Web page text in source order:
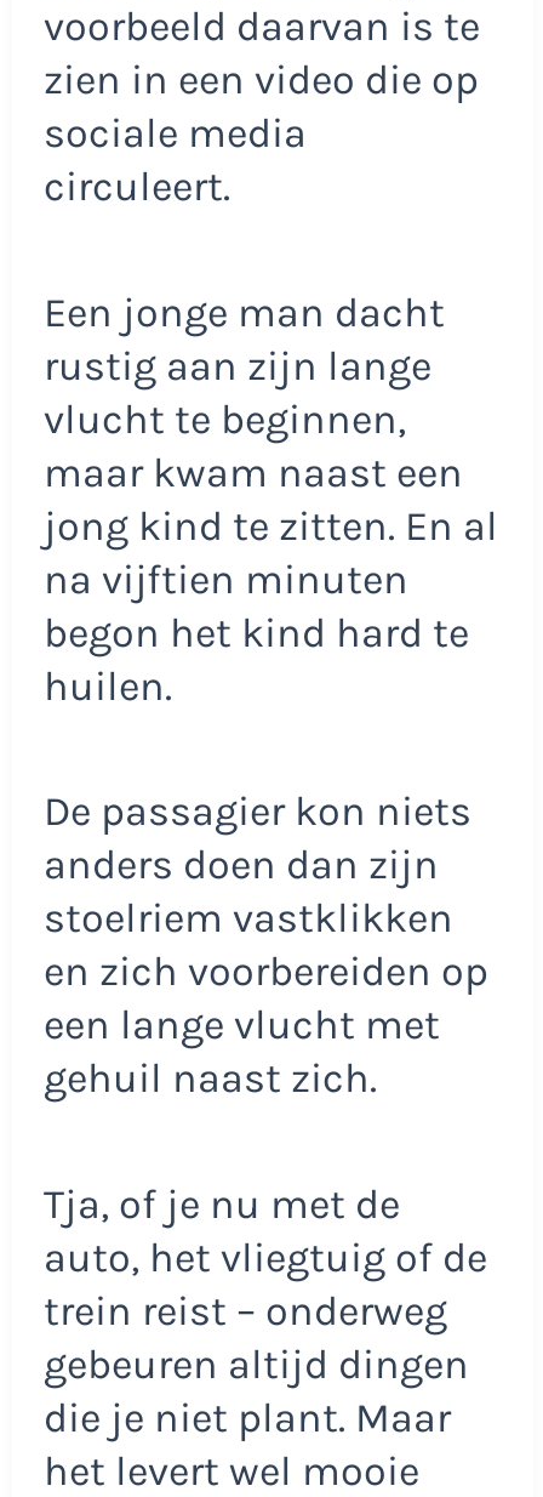
voorbeeld daarvan is te
zien in een video die op
sociale media
circuleert.
Een jonge man dacht
rustig aan zijn lange
vlucht te beginnen,
maar kwam naast een
jong kind te zitten. En al
na vijftien minuten
begon het kind hard te
huilen.
De passagier kon niets
anders doen dan zijn
stoelriem vastklikken
en zich voorbereiden op
een lange vlucht met
gehuil naast zich.
Tja, of je nu met de
auto, het vliegtuig of de
trein reist – onderweg
gebeuren altijd dingen
die je niet plant. Maar
het levert wel mooie